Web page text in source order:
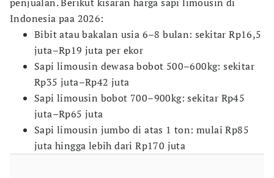
Indonesia paa 2026:
Bibit atau bakalan usia 6–8 bulan: sekitar Rp16,5
juta–Rp19 juta per ekor
Sapi limousin dewasa bobot 500–600kg: sekitar
Rp35 juta–Rp42 juta
Sapi limousin bobot 700–900kg: sekitar Rp45
juta–Rp65 juta
Sapi limousin jumbo di atas 1 ton: mulai Rp85
juta hingga lebih dari Rp170 juta